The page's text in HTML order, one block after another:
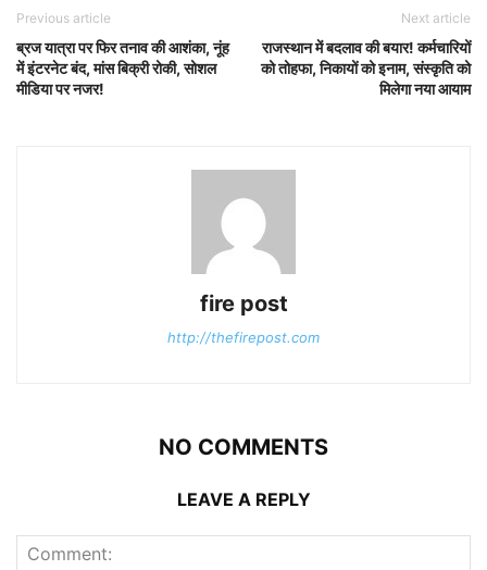
Previous article
ब्रज यात्रा पर फिर तनाव की आशंका, नूंह
में इंटरनेट बंद, मांस बिक्री रोकी, सोशल
मीडिया पर नजर!
Next article
राजस्थान में बदलाव की बयार! कर्मचारियों
को तोहफा, निकायों को इनाम, संस्कृति को
मिलेगा नया आयाम
fire post
http://thefirepost.com
NO COMMENTS
LEAVE A REPLY